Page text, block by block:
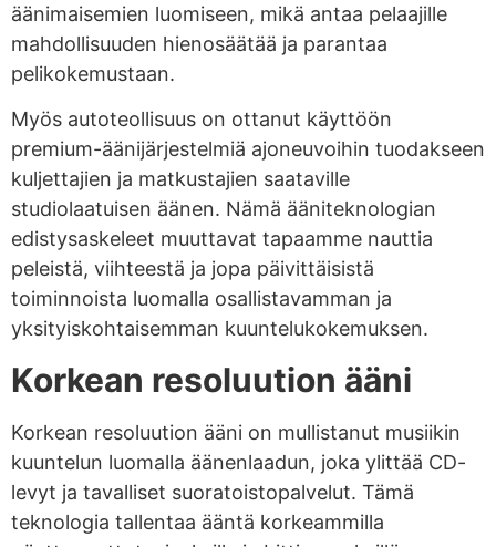
äänimaisemien luomiseen, mikä antaa pelaajille
mahdollisuuden hienosäätää ja parantaa
pelikokemustaan.
Myös autoteollisuus on ottanut käyttöön
premium-äänijärjestelmiä ajoneuvoihin tuodakseen
kuljettajien ja matkustajien saataville
studiolaatuisen äänen. Nämä ääniteknologian
edistysaskeleet muuttavat tapaamme nauttia
peleistä, viihteestä ja jopa päivittäisistä
toiminnoista luomalla osallistavamman ja
yksityiskohtaisemman kuuntelukokemuksen.
Korkean resoluution ääni
Korkean resoluution ääni on mullistanut musiikin
kuuntelun luomalla äänenlaadun, joka ylittää CD-
levyt ja tavalliset suoratoistopalvelut. Tämä
teknologia tallentaa ääntä korkeammilla